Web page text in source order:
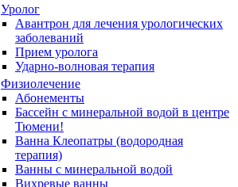
Уролог
Авантрон для лечения урологических
заболеваний
Прием уролога
Ударно-волновая терапия
Физиолечение
Абонементы
Бассейн с минеральной водой в центре
Тюмени!
Ванна Клеопатры (водородная
терапия)
Ванны с минеральной водой
Вихревые ванны